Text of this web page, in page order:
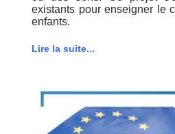
existants pour enseigner le
enfants.
Lire la suite...